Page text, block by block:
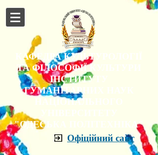
КАФЕДРА КУЛЬТУРОЛОГІЇ
ТА ФІЛОСОФІЇ КУЛЬТУРИ
ІНСТИТУТУ
ГУМАНІТАРНИХ НАУК
НАЦІОНАЛЬНОГО
"ОДЕСЬКА ПОЛІТЕХНІКА"
Офіційний сайт